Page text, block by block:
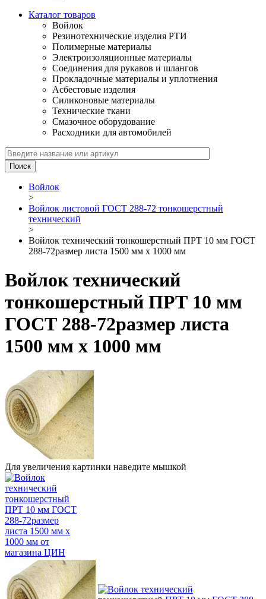
Каталог товаров
Войлок
Резинотехнические изделия РТИ
Полимерные материалы
Электроизоляционные материалы
Соединения для рукавов и шлангов
Прокладочные материалы и уплотнения
Асбестовые изделия
Силиконовые материалы
Технические ткани
Смазочное оборудование
Расходники для автомобилей
Войлок
>
Войлок листовой ГОСТ 288-72 тонкошерстный
технический
>
Войлок технический тонкошерстный ПРТ 10 мм ГОСТ
288-72размер листа 1500 мм х 1000 мм
Войлок технический
тонкошерстный ПРТ 10 мм
ГОСТ 288-72размер листа
1500 мм х 1000 мм
Для увеличения картинки наведите мышкой